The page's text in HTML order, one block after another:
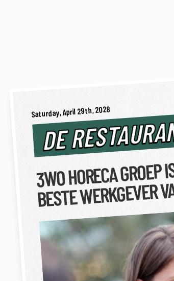
Saturday, April 29th, 2028
DE
3WO HORECA GROEP
BESTE WERKGEVER